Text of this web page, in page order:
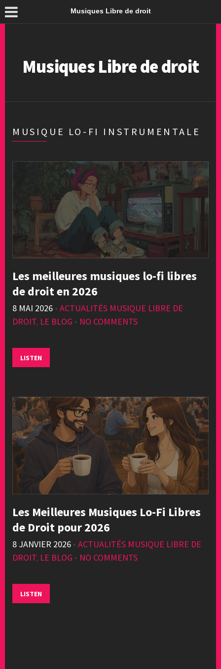
Musiques Libre de droit
Musiques Libre de droit
MUSIQUE LO-FI INSTRUMENTALE
Les meilleures musiques lo-fi libres
de droit en 2026
8 MAI 2026 • ACTUALITÉS MUSIQUE LIBRE DE
DROIT, LE BLOG • NO COMMENTS
LISTEN
Les Meilleures Musiques Lo-Fi Libres
de Droit pour 2026
8 JANVIER 2026 • ACTUALITÉS MUSIQUE LIBRE DE
DROIT, LE BLOG • NO COMMENTS
LISTEN